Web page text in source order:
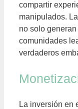
compartir
manipulados.
no solo
comunidades
verdaderos
La inversión en